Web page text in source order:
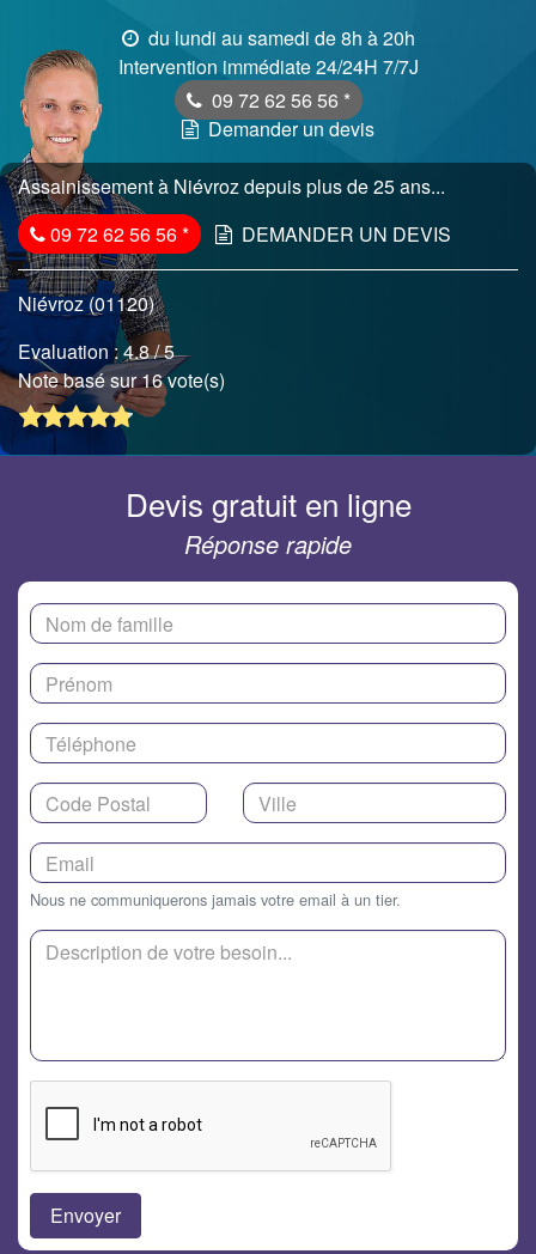
du lundi au samedi de 8h à 20h
Intervention immédiate 24/24H 7/7J
09 72 62 56 56 *
Demander un devis
Assainissement à Niévroz depuis plus de 25 ans...
09 72 62 56 56* DEMANDER UN DEVIS
Niévroz (01120)
Evaluation :4.8/ 5
Note basé sur 16 vote(s)
Devis gratuit en ligne
Réponse rapide
Nous ne communiquerons jamais votre email à un tier.